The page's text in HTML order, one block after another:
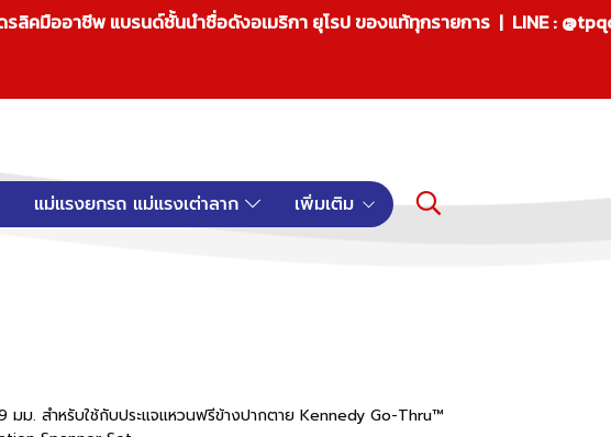
ลิคมืออาชีพ แบรนด์ชั้นนำชื่อดังอเมริกา ยุโรป ของแท้ทุกรายการ | LINE :
แม่แรงยกรถ แม่แรงเต่าลาก เพิ่มเติม
ม. สำหรับใช้กับประแจแหวนฟรีข้างปากตาย Kennedy Go-Thru™